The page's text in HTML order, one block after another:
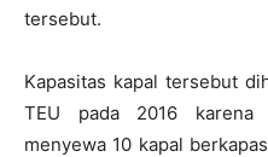
tersebut.
Kapasitas kapal tersebut
TEU pada 2016 karena
menyewa 10 kapal